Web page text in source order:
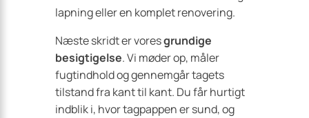
lapning eller en komplet renovering.
Næste skridt er voresgrundige
besigtigelse. Vi møder op, måler
fugtindhold og gennemgår tagets
tilstand fra kant til kant. Du får hurtigt
indblik i, hvor tagpappen er sund, og